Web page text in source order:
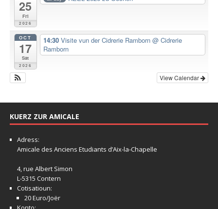
25
Fri
2026
OCT
17
Sat
2026
14:30 Visite vun der Cidrerie Ramborn @ Cidrerie
Ramborn
View Calendar
KUERZ ZUR AMICALE
Adress:
Amicale des Anciens Etudiants d’Aix-la-Chapelle
4, rue Albert Simon
L-5315 Contern
Cotisatioun:
20 Euro/Joër